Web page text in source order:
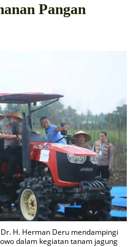
Pangan
H. Herman Deru mendampingi
dalam kegiatan tanam jagung